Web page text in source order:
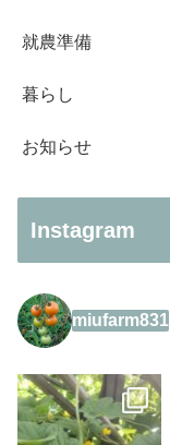
就農準備
暮らし
お知らせ
Instagram
miufarm831